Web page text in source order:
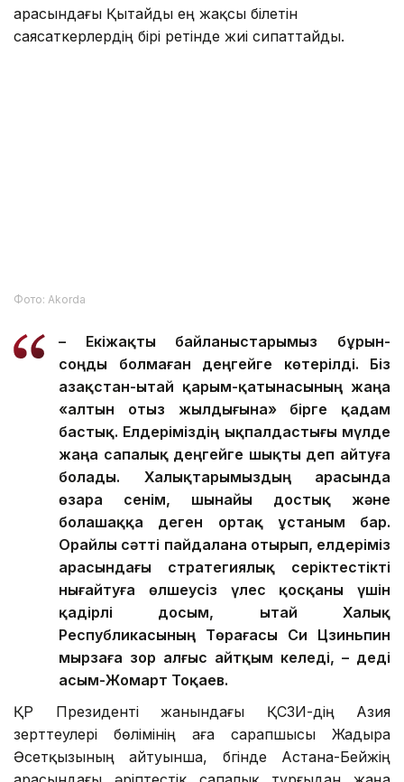
шағында ол Бейжің тіл және мәдениет
университетінде білім алып, кейін Қытайда
Фото: Аkorda
– Екіжақты байланыстарымыз бұрын-
соңды болмаған деңгейге көтерілді. Біз
Қазақстан-Қытай қарым-қатынасының жаңа
«алтын отыз жылдығына» бірге қадам
бастық. Елдеріміздің ықпалдастығы мүлде
жаңа сапалық деңгейге шықты деп айтуға
болады. Халықтарымыздың арасында
өзара сенім, шынайы достық және
болашаққа деген ортақ ұстаным бар.
Орайлы сәтті пайдалана отырып, елдеріміз
арасындағы стратегиялық серіктестікті
нығайтуға өлшеусіз үлес қосқаны үшін
қадірлі досым, Қытай Халық
Республикасының Төрағасы Си Цзиньпин
мырзаға зор алғыс айтқым келеді, – деді
Қасым-Жомарт Тоқаев.
ҚР Президенті жанындағы ҚСЗИ-дің Азия